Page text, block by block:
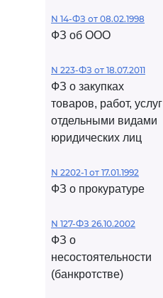
N 14-ФЗ от 08.02.1998
ФЗ об ООО
N 223-ФЗ от 18.07.2011
ФЗ о закупках
товаров, работ, услуг
отдельными видами
юридических лиц
N 2202-1 от 17.01.1992
ФЗ о прокуратуре
N 127-ФЗ 26.10.2002
ФЗ о
несостоятельности
(банкротстве)